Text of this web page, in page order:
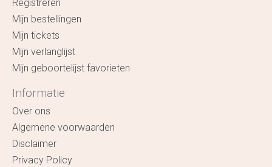
Registreren
Mijn bestellingen
Mijn tickets
Mijn verlanglijst
Mijn geboortelijst favorieten
Informatie
Over ons
Algemene voorwaarden
Disclaimer
Privacy Policy